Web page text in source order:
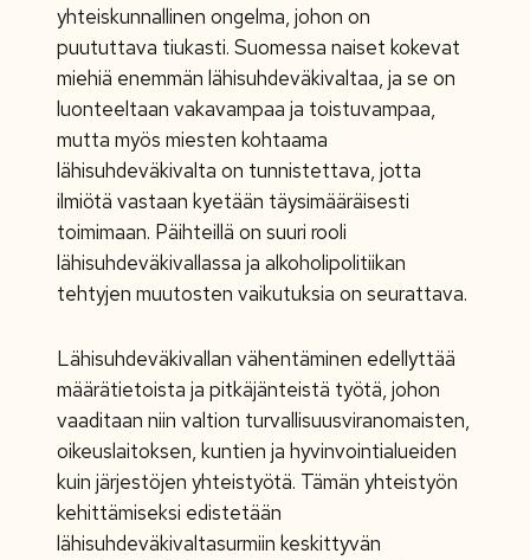
yhteiskunnallinen ongelma, johon on
puututtava tiukasti. Suomessa naiset kokevat
miehiä enemmän lähisuhdeväkivaltaa, ja se on
luonteeltaan vakavampaa ja toistuvampaa,
mutta myös miesten kohtaama
lähisuhdeväkivalta on tunnistettava, jotta
ilmiötä vastaan kyetään täysimääräisesti
toimimaan. Päihteillä on suuri rooli
lähisuhdeväkivallassa ja alkoholipolitiikan
tehtyjen muutosten vaikutuksia on seurattava.
Lähisuhdeväkivallan vähentäminen edellyttää
määrätietoista ja pitkäjänteistä työtä, johon
vaaditaan niin valtion turvallisuusviranomaisten,
oikeuslaitoksen, kuntien ja hyvinvointialueiden
kuin järjestöjen yhteistyötä. Tämän yhteistyön
kehittämiseksi edistetään
lähisuhdeväkivaltasurmiin keskittyvän